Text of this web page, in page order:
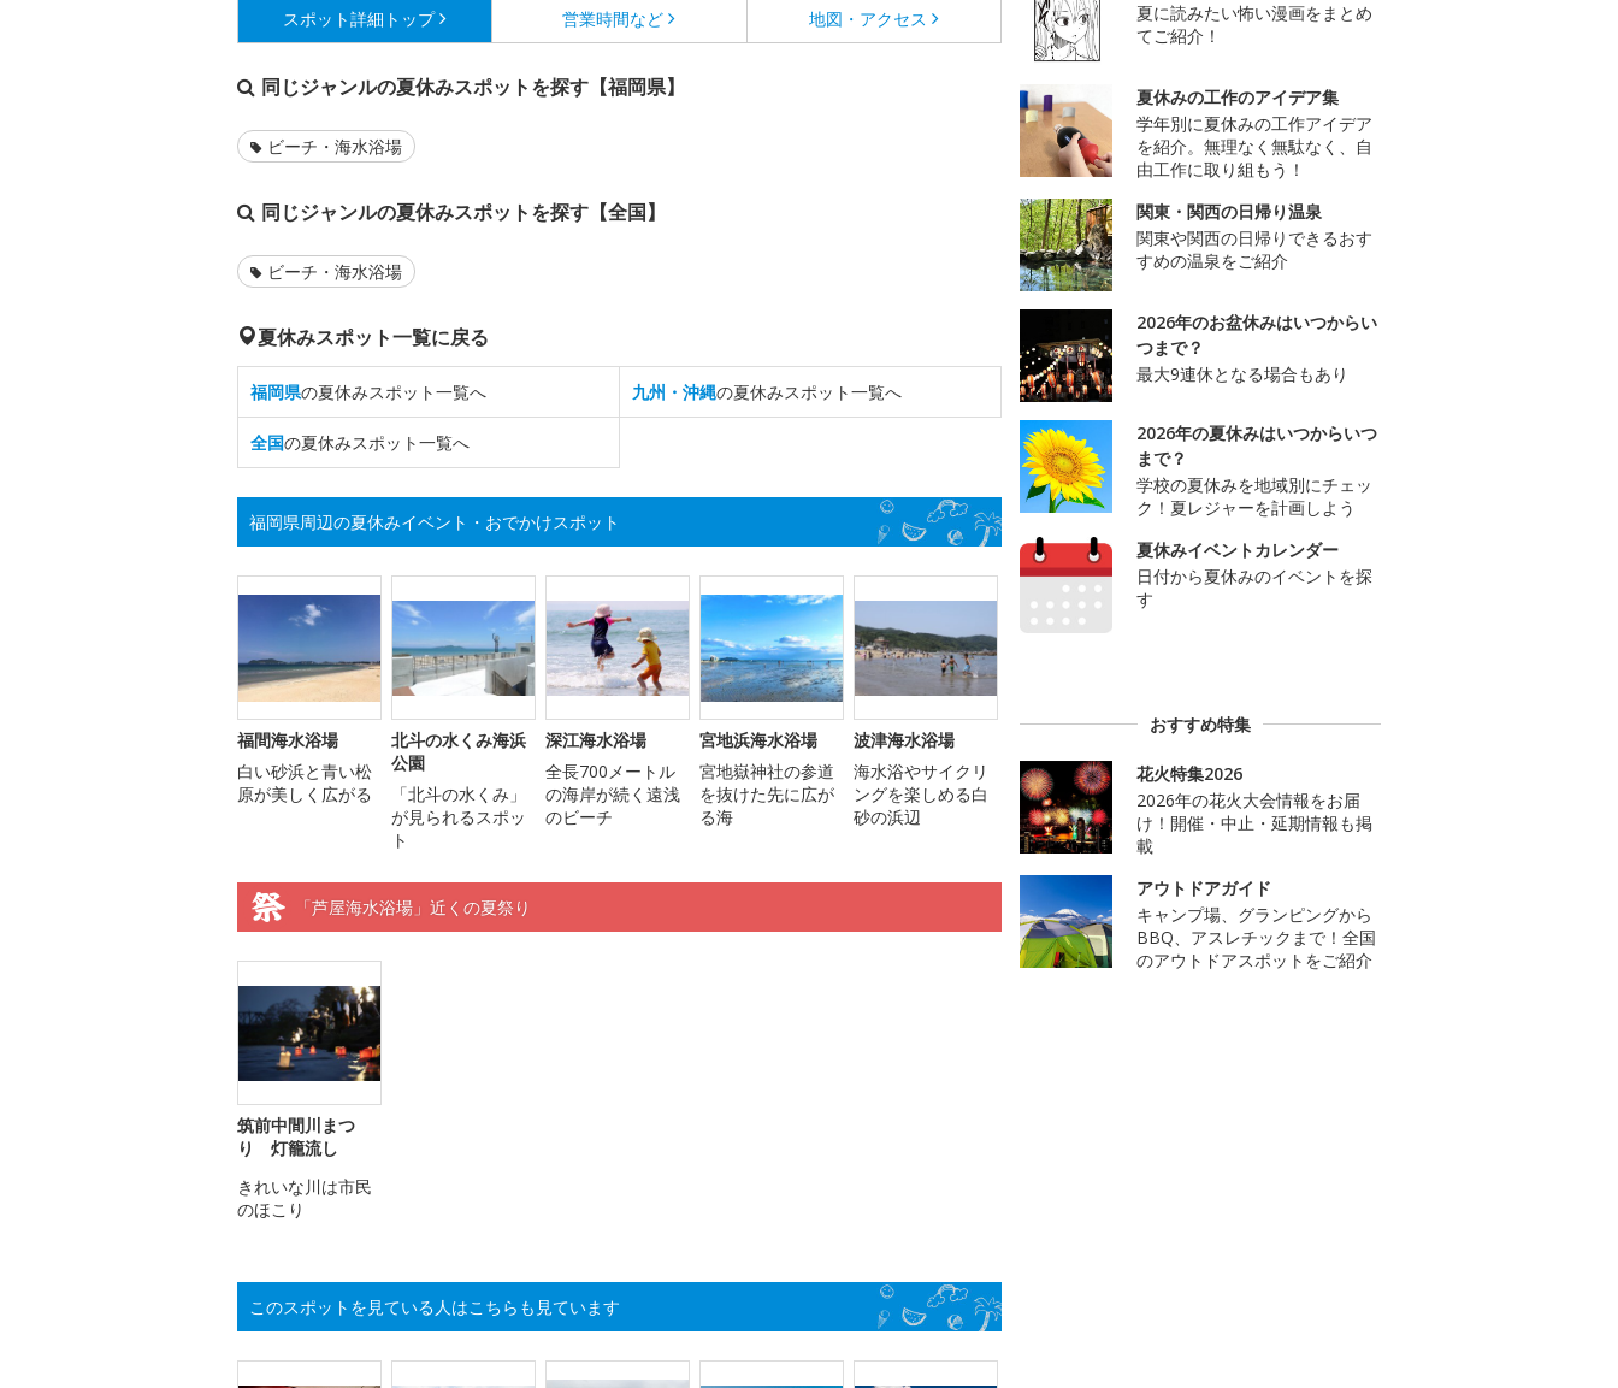
スポット詳細 トップ 営業時間など 地図・アクセス
同じジャンルの夏休みスポットを探す【福岡県】
ビーチ・海水浴場
同じジャンルの夏休みスポットを探す【全国】
ビーチ・海水浴場
夏休みスポット一覧に戻る
福岡県の夏休みスポット一覧へ 九州・沖縄の夏休みスポット一覧へ
全国の夏休みスポット一覧へ
福岡県周辺の夏休みイベント・おでかけスポット
福間海水浴場
白い砂浜と青い松
原が美しく広がる
北斗の水くみ海浜
公園
「北斗の水くみ」
が見られるスポッ
ト
深江海水浴場
全長700メートル
の海岸が続く遠浅
のビーチ
宮地浜海水浴場
宮地嶽神社の参道
を抜けた先に広が
る海
波津海水浴場
海水浴やサイクリ
ングを楽しめる白
砂の浜辺
「芦屋海水浴場」近くの夏祭り
筑前中間川まつ
り 灯籠流し
きれいな川は市民
のほこり
このスポットを見ている人はこちらも見ています
夏に読みたい怖い漫画をまとめ
てご紹介！
夏休みの工作のアイデア集
学年別に夏休みの工作アイデア
を紹介。無理なく無駄なく、自
由工作に取り組もう！
関東・関西の日帰り温泉
関東や関西の日帰りできるおす
すめの温泉をご紹介
2026年のお盆休みはいつからい
つまで？
最大9連休となる場合もあり
2026年の夏休みはいつからいつ
まで？
学校の夏休みを地域別にチェッ
ク！夏レジャーを計画しよう
夏休みイベントカレンダー
日付から夏休みのイベントを探
す
おすすめ特集
花火特集2026
2026年の花火大会情報をお届
け！開催・中止・延期情報も掲
載
アウトドアガイド
キャンプ場、グランピングから
BBQ、アスレチックまで！全国
のアウトドアスポットをご紹介